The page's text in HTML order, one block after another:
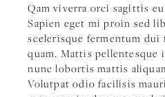
Qam viverra orci sagittis
Sapien eget mi proin sed
scelerisque fermentum dui
quam. Mattis pellentesque
nunc lobortis mattis
Volutpat odio facilisis